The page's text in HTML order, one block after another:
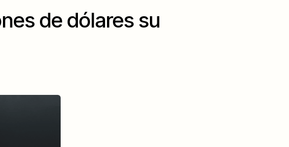
de dólares su